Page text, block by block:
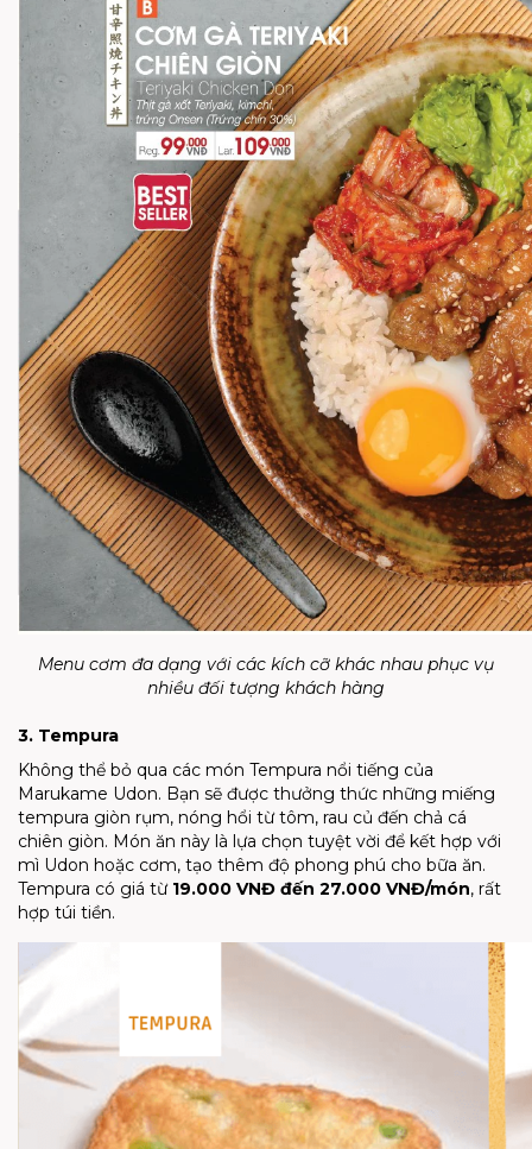
Menu cơm đa dạng với các kích cỡ khác nhau phục vụ
nhiều đối tượng khách hàng
3. Tempura
Không thể bỏ qua các món Tempura nổi tiếng của
Marukame Udon. Bạn sẽ được thưởng thức những miếng
tempura giòn rụm, nóng hổi từ tôm, rau củ đến chả cá
chiên giòn. Món ăn này là lựa chọn tuyệt vời để kết hợp với
mì Udon hoặc cơm, tạo thêm độ phong phú cho bữa ăn.
Tempura có giá từ 19.000 VNĐ đến 27.000 VNĐ/món, rất
hợp túi tiền.